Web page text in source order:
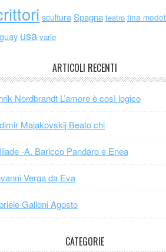
scultura Spagna teatro tina
usa varie
ARTICOLI RECENTI
Nordbrandt L’amore è così logico
Majakovskij Beato chi
-A. Baricco Pandaro e Enea
Verga da Eva
Galloni Agosto
CATEGORIE